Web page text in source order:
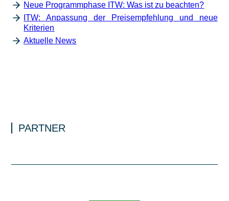
Neue Programmphase ITW: Was ist zu beachten?
ITW: Anpassung der Preisempfehlung und neue
Kriterien
Aktuelle News
PARTNER